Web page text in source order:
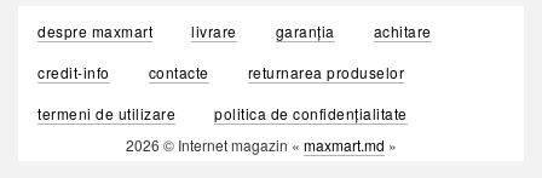
despre maxmart livrare garanția
achitare
credit-info
contacte
returnarea produselor
termeni de utilizare
politica de confidențialitate
2026 © Internet magazin « maxmart.md »